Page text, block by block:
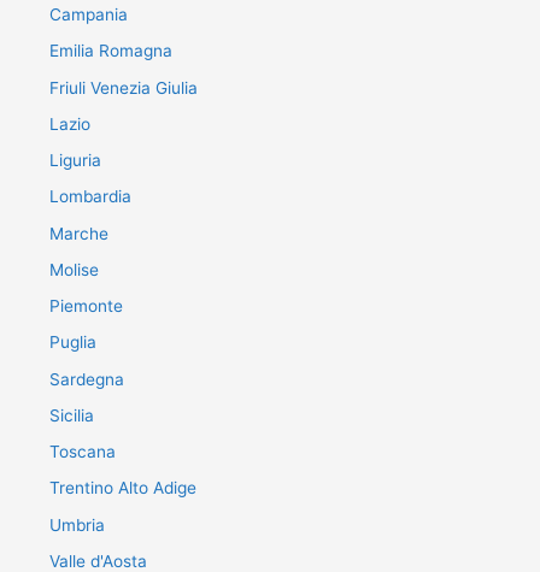
Campania
Emilia Romagna
Friuli Venezia Giulia
Lazio
Liguria
Lombardia
Marche
Molise
Piemonte
Puglia
Sardegna
Sicilia
Toscana
Trentino Alto Adige
Umbria
Valle d'Aosta